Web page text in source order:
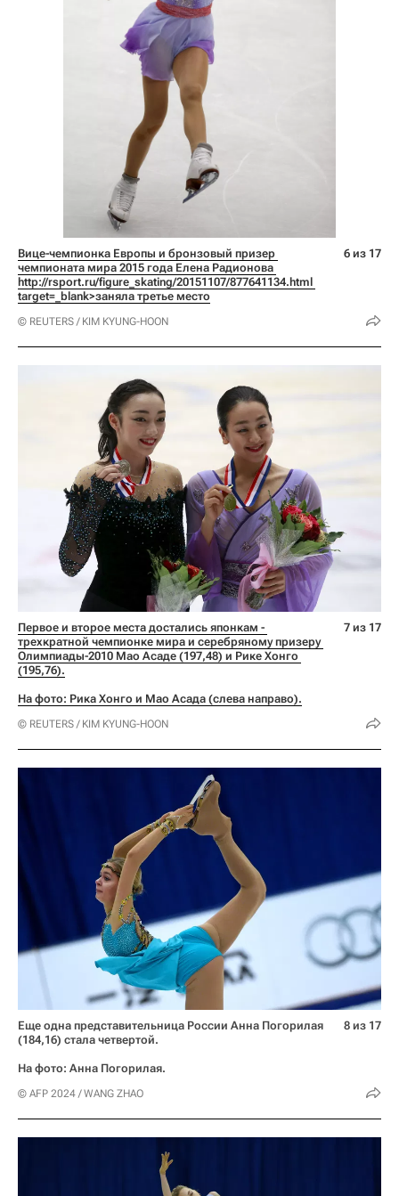
Вице-чемпионка Европы и бронзовый призер
http://rsport.ru/figure_skating/20151107/877641134.html
target=_blank>заняла третье место
© REUTERS / KIM KYUNG-HOON
6 из 17
Первое и второе места достались японкам -
трехкратной чемпионке мира и серебряному призеру
Олимпиады-2010 Мао Асаде (197,48) и Рике Хонго
(195,76).
На фото: Рика Хонго и Мао Асада (слева направо).
© REUTERS / KIM KYUNG-HOON
7 из 17
Еще одна представительница России Анна Погорилая
(184,16) стала четвертой.
На фото: Анна Погорилая.
© AFP 2024 / WANG ZHAO
8 из 17